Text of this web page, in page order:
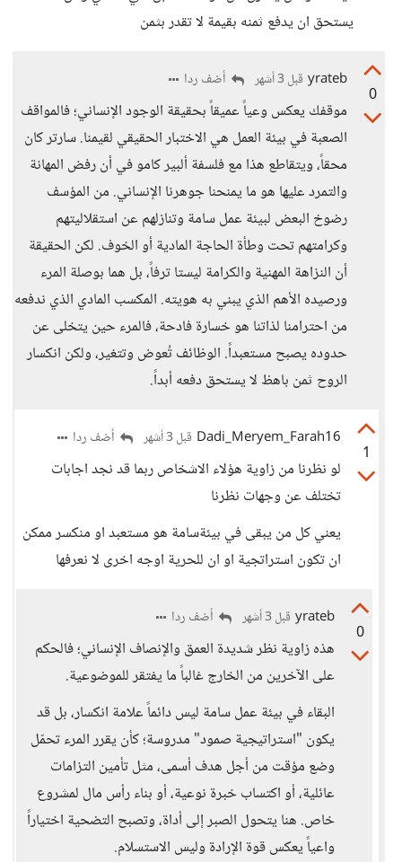
يستحق ان يدفع ثمنه بقيمة لا تقدر بثمن
0
yrateb قبل 3 أشهر أضف ردا
موقفك يعكس وعياً عميقاً بحقيقة الوجود الإنساني؛ فالمواقف
الصعبة في بيئة العمل هي الاختبار الحقيقي لقيمنا. سارتر كان
محقاً، ويتقاطع هذا مع فلسفة ألبير كامو في أن رفض المهانة
والتمرد عليها هو ما يمنحنا جوهرنا الإنساني. من المؤسف
رضوخ البعض لبيئة عمل سامة وتنازلهم عن استقلاليتهم
وكرامتهم تحت وطأة الحاجة المادية أو الخوف. لكن الحقيقة
أن النزاهة المهنية والكرامة ليستا ترفاً، بل هما بوصلة المرء
ورصيده الأهم الذي يبني به هويته. المكسب المادي الذي ندفعه
من احترامنا لذاتنا هو خسارة فادحة، فالمرء حين يتخلى عن
حدوده يصبح مستعبداً. الوظائف تُعوض وتتغير، ولكن انكسار
الروح ثمن باهظ لا يستحق دفعه أبداً.
1
Dadi_Meryem_Farah16 قبل 3 أشهر أضف ردا
لو نظرنا من زاوية هؤلاء الاشخاص ربما قد نجد اجابات
تختلف عن وجهات نظرنا
يعني كل من يبقى في بيئةسامة هو مستعبد او منكسر ممكن
ان تكون استراتجية او ان للحرية اوجه اخرى لا نعرفها
0
yrateb قبل 3 أشهر أضف ردا
هذه زاوية نظر شديدة العمق والإنصاف الإنساني؛ فالحكم
على الآخرين من الخارج غالباً ما يفتقر للموضوعية.
البقاء في بيئة عمل سامة ليس دائماً علامة انكسار، بل قد
يكون "استراتيجية صمود" مدروسة؛ كأن يقرر المرء تحمّل
وضع مؤقت من أجل هدف أسمى، مثل تأمين التزامات
عائلية، أو اكتساب خبرة نوعية، أو بناء رأس مال لمشروع
خاص. هنا يتحول الصبر إلى أداة، وتصبح التضحية اختياراً
واعياً يعكس قوة الإرادة وليس الاستسلام.